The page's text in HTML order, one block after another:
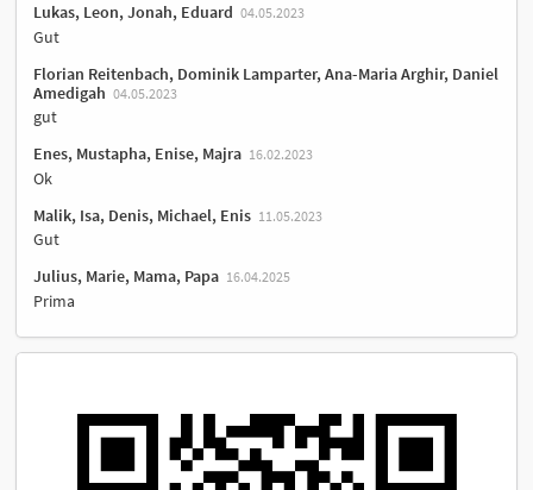
Lukas, Leon, Jonah, Eduard 04.05.2023
Gut
Florian Reitenbach, Dominik Lamparter, Ana-Maria Arghir, Daniel
Amedigah 04.05.2023
gut
Enes, Mustapha, Enise, Majra 16.02.2023
Ok
Malik, Isa, Denis, Michael, Enis 11.05.2023
Gut
Julius, Marie, Mama, Papa 16.04.2025
Prima